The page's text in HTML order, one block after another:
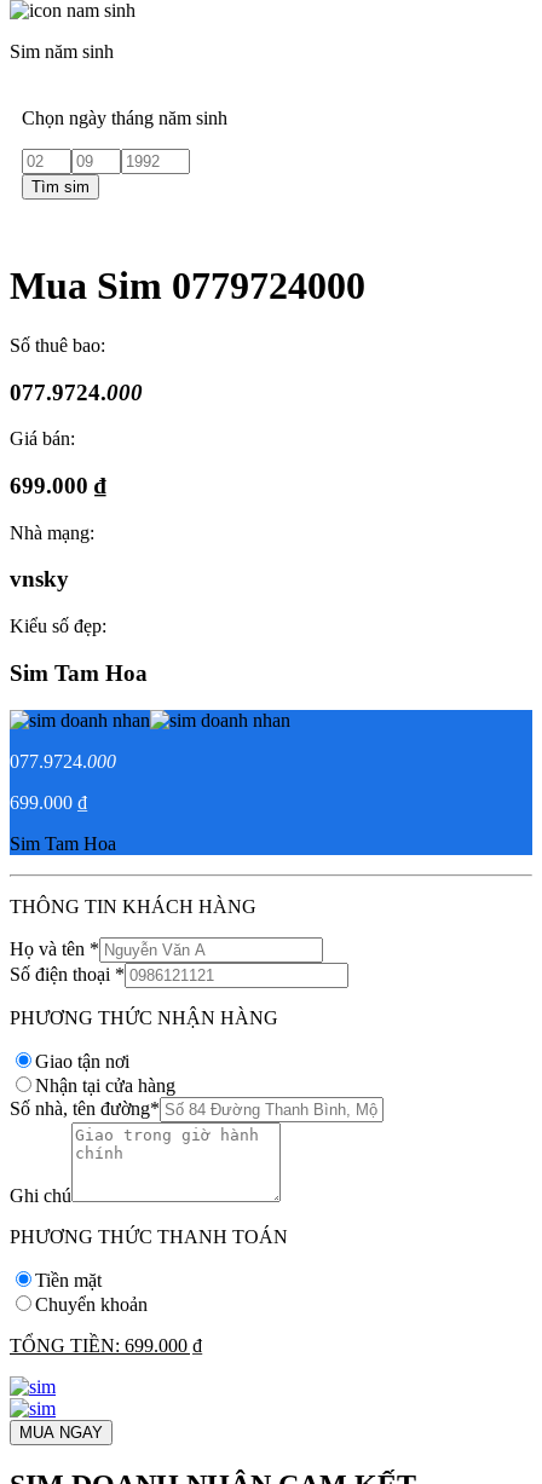
Sim năm sinh
Chọn ngày tháng năm sinh
Tìm sim
Mua Sim 0779724000
Số thuê bao:
077.9724.000
Giá bán:
699.000 ₫
Nhà mạng:
vnsky
Kiểu số đẹp:
Sim Tam Hoa
077.9724.000
699.000 ₫
Sim Tam Hoa
THÔNG TIN KHÁCH HÀNG
Họ và tên *
Số điện thoại *
PHƯƠNG THỨC NHẬN HÀNG
Giao tận nơi
Nhận tại cửa hàng
Số nhà, tên đường*
Ghi chú
PHƯƠNG THỨC THANH TOÁN
Tiền mặt
Chuyển khoản
TỔNG TIỀN: 699.000 ₫
MUA NGAY